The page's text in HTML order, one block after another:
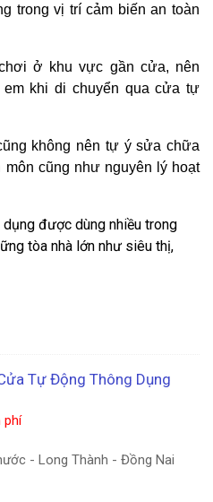
trong vị trí cảm biến an toàn
ở khu vực gần cửa, nên
khi di chuyển qua cửa tự
không nên tự ý sửa chữa
môn cũng như nguyên lý hoạt
được dùng nhiều trong
tòa nhà lớn như siêu thị,
Tự Động Thông Dụng
phí
- Long Thành - Đồng Nai